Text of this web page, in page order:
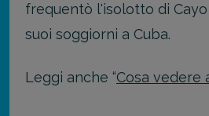
frequentò l'isolotto di
suoi soggiorni a Cuba.
Leggi anche “Cosa vedere